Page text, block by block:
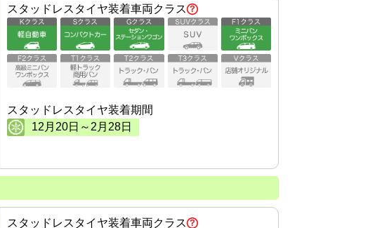
スタッドレスタイヤ装着車両クラス
スタッドレスタイヤ装着期間
12 月 20日～ 2 月 28日
スタッドレスタイヤ装着車両クラス